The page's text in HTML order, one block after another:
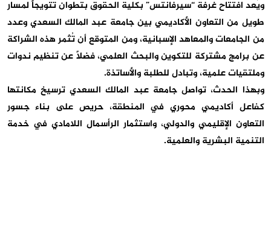
ويُعد افتتاح غرفة “سيرفانتس” بكلية الحقوق بتطوان تتويجاً لمسار
طويل من التعاون الأكاديمي بين جامعة عبد المالك السعدي وعدد
من الجامعات والمعاهد الإسبانية، ومن المتوقع أن تُثمر هذه الشراكة
عن برامج مشتركة للتكوين والبحث العلمي، فضلاً عن تنظيم ندوات
وملتقيات علمية، وتبادل للطلبة والأساتذة.
وبهذا الحدث، تواصل جامعة عبد المالك السعدي ترسيخ مكانتها
كفاعل أكاديمي محوري في المنطقة، حريص على بناء جسور
التعاون الإقليمي والدولي، واستثمار الرأسمال اللامادي في خدمة
التنمية البشرية والعلمية.